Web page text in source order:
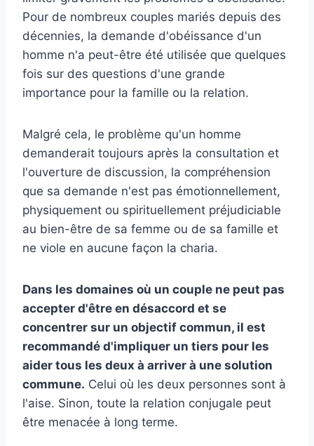
Pour de nombreux couples mariés depuis des
décennies, la demande d'obéissance d'un
homme n'a peut-être été utilisée que quelques
fois sur des questions d'une grande
importance pour la famille ou la relation.
Malgré cela, le problème qu'un homme
demanderait toujours après la consultation et
l'ouverture de discussion, la compréhension
que sa demande n'est pas émotionnellement,
physiquement ou spirituellement préjudiciable
au bien-être de sa femme ou de sa famille et
ne viole en aucune façon la charia.
Dans les domaines où un couple ne peut pas
accepter d'être en désaccord et se
concentrer sur un objectif commun, il est
recommandé d'impliquer un tiers pour les
aider tous les deux à arriver à une solution
commune. Celui où les deux personnes sont à
l'aise. Sinon, toute la relation conjugale peut
être menacée à long terme.